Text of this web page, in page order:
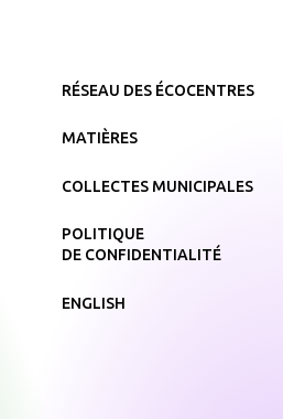
RÉSEAU DES ÉCOCENTRES
MATIÈRES
COLLECTES MUNICIPALES
POLITIQUE
DE CONFIDENTIALITÉ
ENGLISH